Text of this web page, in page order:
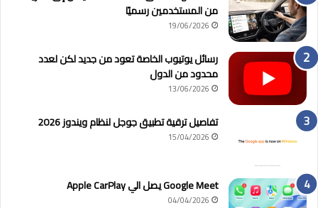
من المستخدمين رسميًا
19/06/2026
رسائل يوتيوب الخاصة تعود من جديد لكن لعدد
محدود من الدول
13/06/2026
تفاصيل ترقية تطبيق جوجل لنظام ويندوز 2026
15/04/2026
Google Meet يصل الي Apple CarPlay
04/04/2026